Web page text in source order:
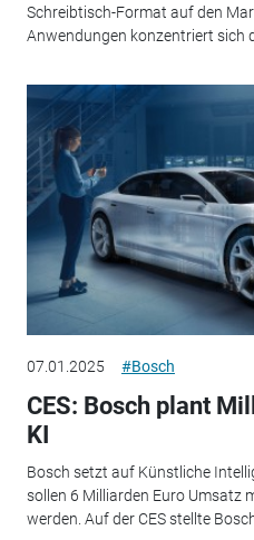
Schreibtisch-Format auf den
Anwendungen konzentriert sich
07.01.2025 #Bosch
CES: Bosch plant
KI
Bosch setzt auf Künstliche
sollen 6 Milliarden Euro Umsatz
werden. Auf der CES stellte